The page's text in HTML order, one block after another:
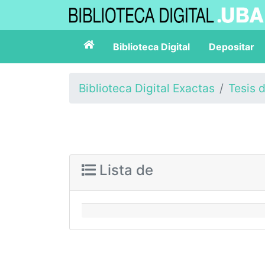
Biblioteca Digital Depositar
Biblioteca Digital Exactas Tesis
Lista de